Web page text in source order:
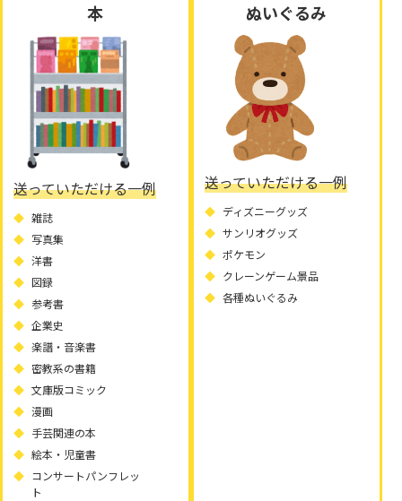
本
送っていただける一例
雑誌
写真集
洋書
図録
参考書
企業史
楽譜・音楽書
密教系の書籍
文庫版コミック
漫画
手芸関連の本
絵本・児童書
コンサートパンフレッ
ト
ぬいぐるみ
送っていただける一例
ディズニーグッズ
サンリオグッズ
ポケモン
クレーンゲーム景品
各種ぬいぐるみ